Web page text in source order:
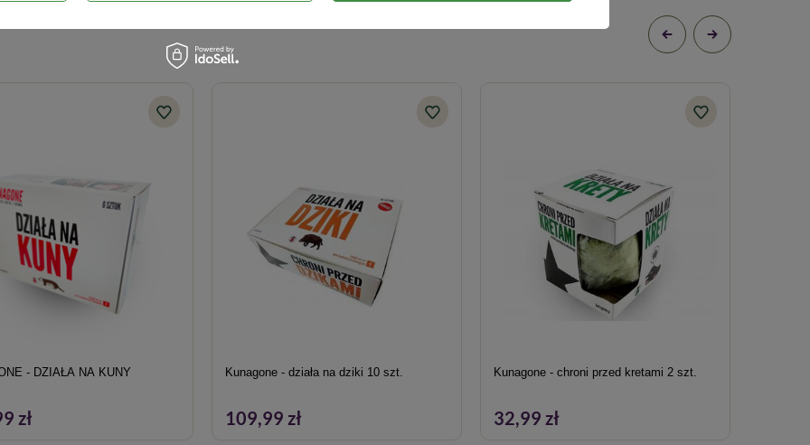
- DZIAŁA NA KUNY
zł
Kunagone - działa na dziki 10 szt.
109,99 zł
Kunagone - chroni przed kretami 2 szt.
32,99 zł